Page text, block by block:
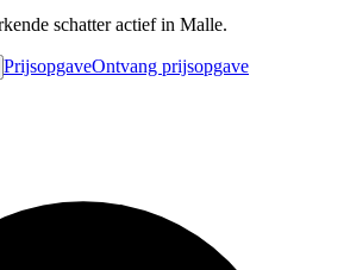
schatter actief in Malle.
PrijsopgaveOntvang prijsopgave